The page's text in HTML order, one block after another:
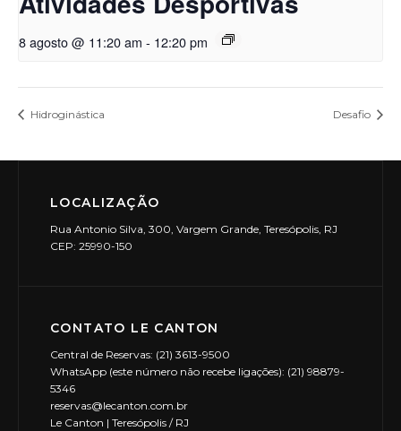
8 agosto @ 11:20 am - 12:20 pm
Hidroginástica Desafio
LOCALIZAÇÃO
Rua Antonio Silva, 300, Vargem Grande, Teresópolis, RJ
CEP: 25990-150
CONTATO LE CANTON
Central de Reservas: (21) 3613-9500
WhatsApp (este número não recebe ligações): (21) 98879-
5346
reservas@lecanton.com.br
Le Canton | Teresópolis / RJ